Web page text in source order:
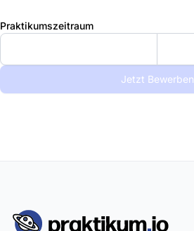
Praktikumszeitraum
Jetzt Bewerben